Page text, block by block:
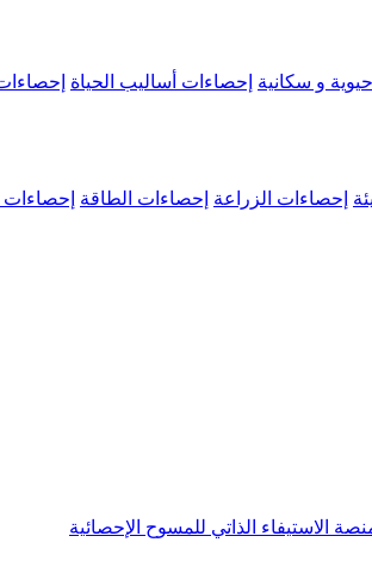
و سكانية إحصاءات أساليب الحياة
إحصاءات الزراعة إحصاءات الطاقة إحصاءات
الاستيفاء الذاتي للمسوح الإحصائية